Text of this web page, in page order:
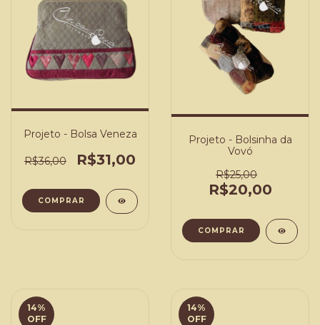
Projeto - Bolsa Veneza
R$36,00 R$31,00
COMPRAR
Projeto - Bolsinha da
Vovó
R$25,00
R$20,00
COMPRAR
14%
OFF
14%
OFF